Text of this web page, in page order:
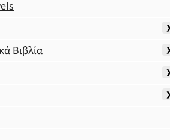
Βιβλία